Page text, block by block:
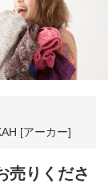
[アーカー]
売りくださ